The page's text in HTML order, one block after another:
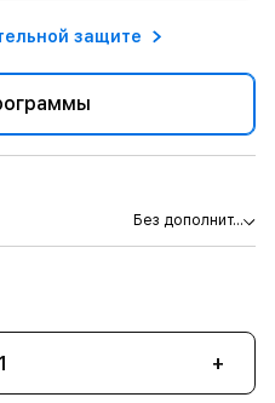
защите
Без дополнит...
+